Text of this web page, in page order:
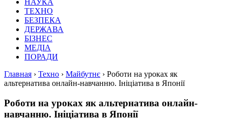
НАУКА
ТЕХНО
БЕЗПЕКА
ДЕРЖАВА
БІЗНЕС
МЕДІА
ПОРАДИ
Главная › Техно › Майбутнє › Роботи на уроках як
альтернатива онлайн-навчанню. Ініціатива в Японії
Роботи на уроках як альтернатива онлайн-
навчанню. Ініціатива в Японії